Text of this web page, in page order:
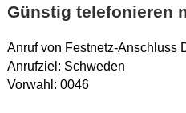
Günstig telefonieren
Anruf von Festnetz-Anschluss
Anrufziel: Schweden
Vorwahl: 0046